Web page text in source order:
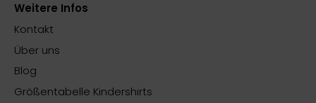
Weitere Infos
Kontakt
Über uns
Blog
Größentabelle Kindershirts